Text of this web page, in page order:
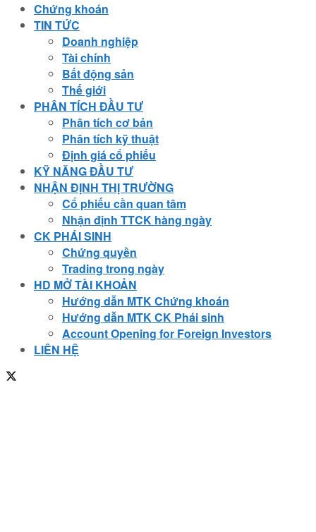
Chứng khoán
TIN TỨC
Doanh nghiệp
Tài chính
Bất động sản
Thế giới
PHÂN TÍCH ĐẦU TƯ
Phân tích cơ bản
Phân tích kỹ thuật
Định giá cổ phiếu
KỸ NĂNG ĐẦU TƯ
NHẬN ĐỊNH THỊ TRƯỜNG
Cổ phiếu cần quan tâm
Nhận định TTCK hàng ngày
CK PHÁI SINH
Chứng quyền
Trading trong ngày
HD MỞ TÀI KHOẢN
Hướng dẫn MTK Chứng khoán
Hướng dẫn MTK CK Phái sinh
Account Opening for Foreign Investors
LIÊN HỆ